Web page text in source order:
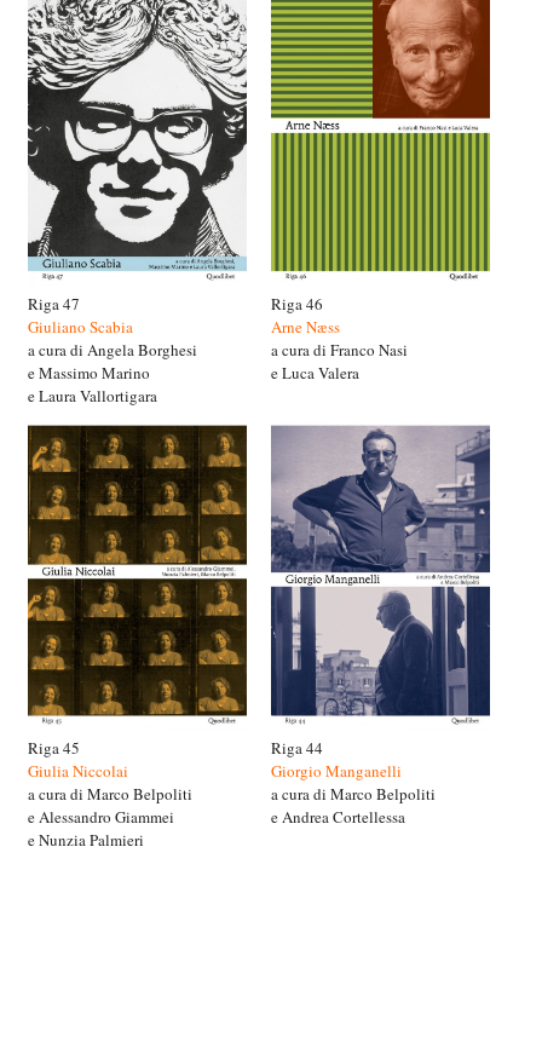
Riga 47
Giuliano Scabia
a cura di Angela Borghesi
e Massimo Marino
e Laura Vallortigara
Riga 46
Arne Næss
a cura di Franco Nasi
e Luca Valera
Riga 45
Giulia Niccolai
a cura di Marco Belpoliti
e Alessandro Giammei
e Nunzia Palmieri
Riga 44
Giorgio Manganelli
a cura di Marco Belpoliti
e Andrea Cortellessa